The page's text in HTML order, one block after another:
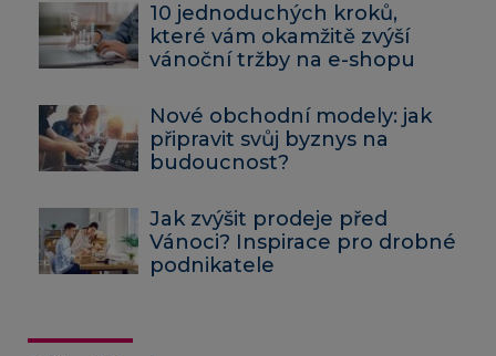
10 jednoduchých kroků,
které vám okamžitě zvýší
vánoční tržby na e-shopu
Nové obchodní modely: jak
připravit svůj byznys na
budoucnost?
Jak zvýšit prodeje před
Vánoci? Inspirace pro drobné
podnikatele